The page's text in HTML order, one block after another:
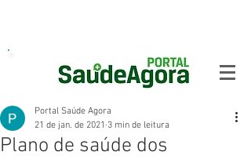
Plano de saúde dos
Portal Saúde Agora
21 de jan. de 2021 3 min de leitura